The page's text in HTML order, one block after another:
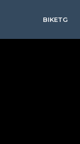
BIKETG